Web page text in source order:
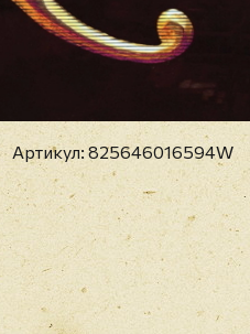
Артикул: 825646016594W